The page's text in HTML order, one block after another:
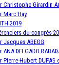
Christophe Girardin
Marc Hay
2019
du congrès
Jacques ABEGG
ANA DELGADO
Pierre-Hubert DUPAS